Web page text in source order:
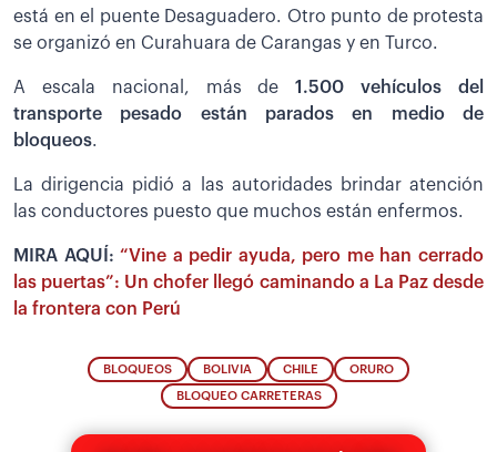
está en el puente Desaguadero. Otro punto de protesta
se organizó en Curahuara de Carangas y en Turco.
A escala nacional, más de 1.500 vehículos del
transporte pesado están parados en medio de
bloqueos.
La dirigencia pidió a las autoridades brindar atención
las conductores puesto que muchos están enfermos.
MIRA AQUÍ: “Vine a pedir ayuda, pero me han cerrado
las puertas”: Un chofer llegó caminando a La Paz desde
la frontera con Perú
BLOQUEOS BOLIVIA CHILE ORURO
BLOQUEO CARRETERAS